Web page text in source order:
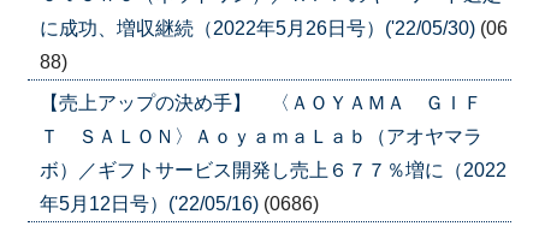
に成功、増収継続（2022年5月26日号）('22/05/30) (06
88)
【売上アップの決め手】 〈ＡＯＹＡＭＡ ＧＩＦ
Ｔ ＳＡＬＯＮ〉ＡｏｙａｍａＬａｂ（アオヤマラ
ボ）／ギフトサービス開発し売上６７７％増に（2022
年5月12日号）('22/05/16) (0686)